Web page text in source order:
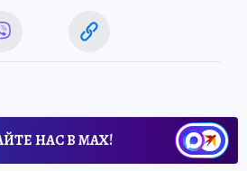
НАС В МАХ!